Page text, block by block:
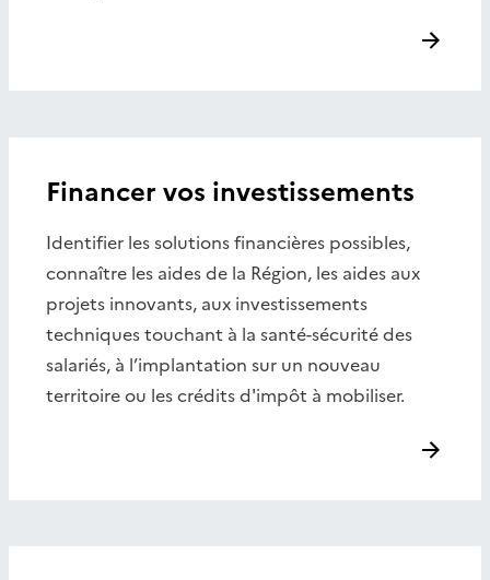
Financer vos investissements
Identifier les solutions financières possibles,
connaître les aides de la Région, les aides aux
projets innovants, aux investissements
techniques touchant à la santé-sécurité des
salariés, à l’implantation sur un nouveau
territoire ou les crédits d'impôt à mobiliser.